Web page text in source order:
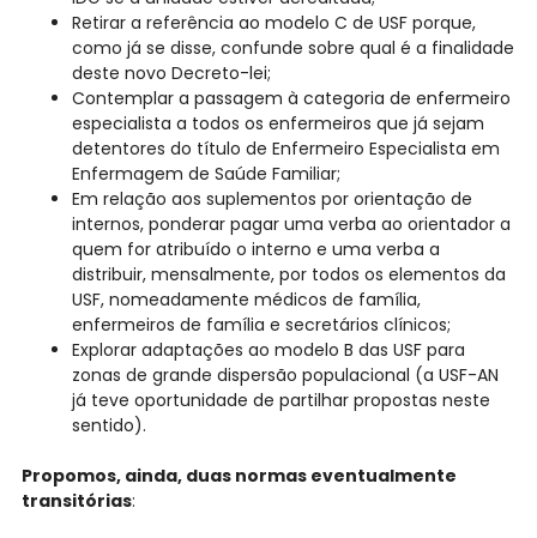
Retirar a referência ao modelo C de USF porque,
como já se disse, confunde sobre qual é a finalidade
deste novo Decreto-lei;
Contemplar a passagem à categoria de enfermeiro
especialista a todos os enfermeiros que já sejam
detentores do título de Enfermeiro Especialista em
Enfermagem de Saúde Familiar;
Em relação aos suplementos por orientação de
internos, ponderar pagar uma verba ao orientador a
quem for atribuído o interno e uma verba a
distribuir, mensalmente, por todos os elementos da
USF, nomeadamente médicos de família,
enfermeiros de família e secretários clínicos;
Explorar adaptações ao modelo B das USF para
zonas de grande dispersão populacional (a USF-AN
já teve oportunidade de partilhar propostas neste
sentido).
Propomos, ainda, duas normas eventualmente
transitórias: